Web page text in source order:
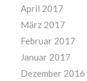
April 2017
März 2017
Februar 2017
Januar 2017
Dezember 2016